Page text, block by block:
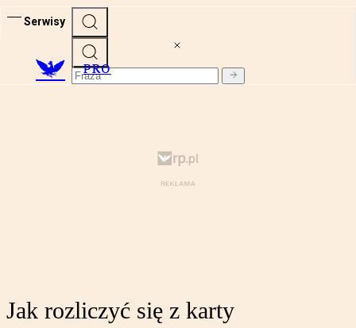
Serwisy
PRO
Jak rozliczyć się z karty